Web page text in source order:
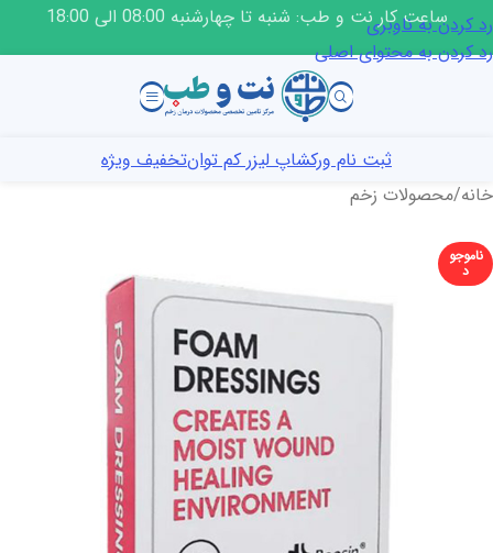
رد کردن به ناوبری
رد کردن به محتوای اصلی
ساعت کار نت و طب: شنبه تا چهارشنبه 08:00 الی 18:00
ثبت نام ورکشاپ لیزر کم توانتخفیف ویژه
خانه/محصولات زخم
ناموجو
د